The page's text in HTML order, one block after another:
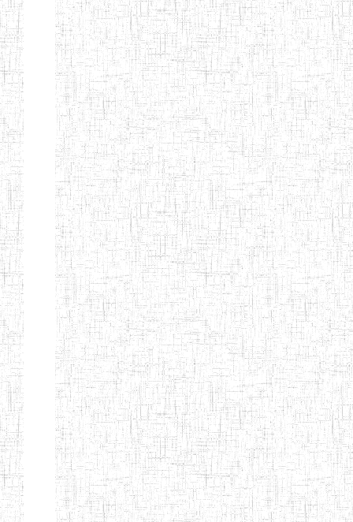
SPECIAL
EDUCATION
TEACHERS'
TRAINING AND
EMPOWERMENT
PROGRAMME
(CISETTEP)
ALBERT
TEACHERS'
TRAINING
INSTITUTE
CAMEROUN
(A.T.T.I.C)
27/08/2015 ENIEG
NACHO
TECHNICAL
TEACHER
TRAINING
INSTITUTE
12/08/2010 ENIET
SAINT
28/12/2007 ENIEG